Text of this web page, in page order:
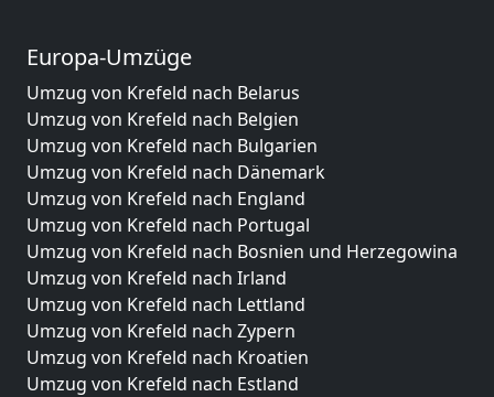
Europa-Umzüge
Umzug von Krefeld nach Belarus
Umzug von Krefeld nach Belgien
Umzug von Krefeld nach Bulgarien
Umzug von Krefeld nach Dänemark
Umzug von Krefeld nach England
Umzug von Krefeld nach Portugal
Umzug von Krefeld nach Bosnien und Herzegowina
Umzug von Krefeld nach Irland
Umzug von Krefeld nach Lettland
Umzug von Krefeld nach Zypern
Umzug von Krefeld nach Kroatien
Umzug von Krefeld nach Estland